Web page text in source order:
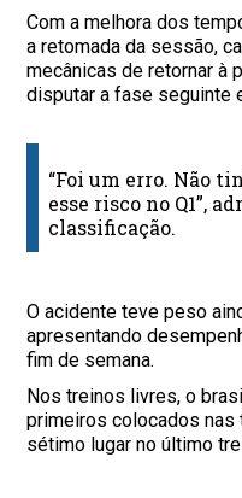
Com a melhora dos
a retomada da sessão,
mecânicas de retornar à
disputar a fase seguinte
“Foi um erro. Não
esse risco no Q1”,
classificação.
O acidente teve peso
apresentando
fim de semana.
Nos treinos livres, o
primeiros colocados
sétimo lugar no último